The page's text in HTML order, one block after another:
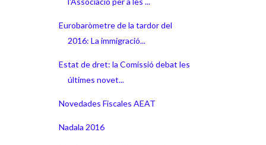
Eurobaròmetre de la tardor del
2016: La immigració...
Estat de dret: la Comissió debat les
últimes novet...
Novedades Fiscales AEAT
Nadala 2016